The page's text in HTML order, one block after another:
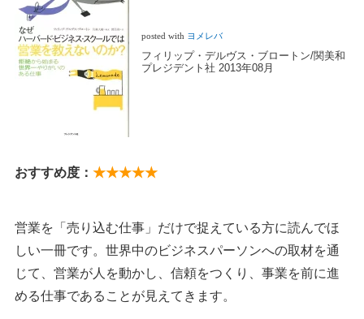
posted with ヨメレバ
フィリップ・デルヴス・ブロートン/関美和
プレジデント社 2013年08月
おすすめ度： ★★★★★
営業を「売り込む仕事」だけで捉えている方に読んでほ
しい一冊です。世界中のビジネスパーソンへの取材を通
じて、営業が人を動かし、信頼をつくり、事業を前に進
める仕事であることが見えてきます。